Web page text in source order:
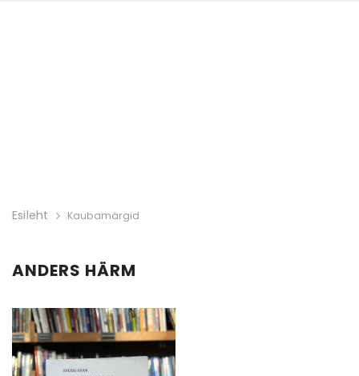
Esileht Kaubamärgid
ANDERS HÄRM